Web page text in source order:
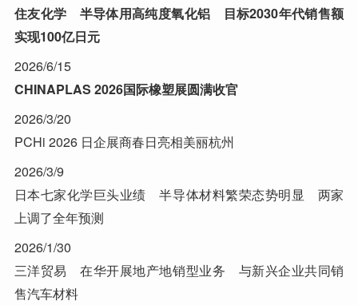
住友化学 半导体用高纯度氧化铝 目标2030年代销售额
实现100亿日元
2026/6/15
CHINAPLAS 2026国际橡塑展圆满收官
2026/3/20
PCHi 2026 日企展商春日亮相美丽杭州
2026/3/9
日本七家化学巨头业绩 半导体材料繁荣态势明显 两家
上调了全年预测
2026/1/30
三洋贸易 在华开展地产地销型业务 与新兴企业共同销
售汽车材料